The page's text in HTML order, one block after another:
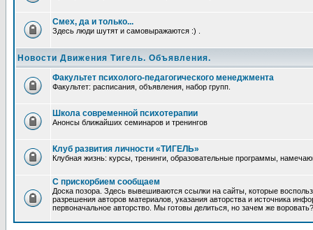
Смех, да и только...
Здесь люди шутят и самовыражаются :) .
Новости Движения Тигель. Объявления.
Факультет психолого-педагогического менеджмента
Факультет: расписания, объявления, набор групп.
Школа современной психотерапии
Анонсы ближайших семинаров и тренингов
Клуб развития личности «ТИГЕЛЬ»
Клубная жизнь: курсы, тренинги, образовательные программы,
С прискорбием сообщаем
Доска позора. Здесь вывешиваются ссылки на сайты, которые
разрешения авторов материалов, указания авторства и источника
первоначальное авторство. Мы готовы делиться, но зачем же воровать?